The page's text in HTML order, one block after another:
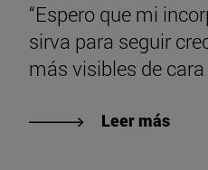
“Espero que mi
sirva para seguir
más visibles de cara
Leer más